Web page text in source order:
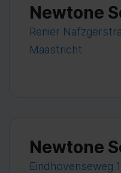
Newtone
Renier
Maastricht
Newtone
Eindhovenseweg